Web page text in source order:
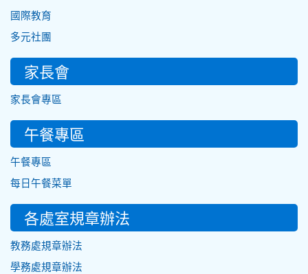
國際教育
多元社團
家長會
家長會專區
午餐專區
午餐專區
每日午餐菜單
各處室規章辦法
教務處規章辦法
學務處規章辦法